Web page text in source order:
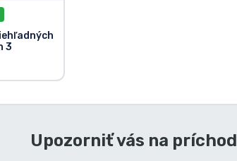
3
Upozorniť vás na